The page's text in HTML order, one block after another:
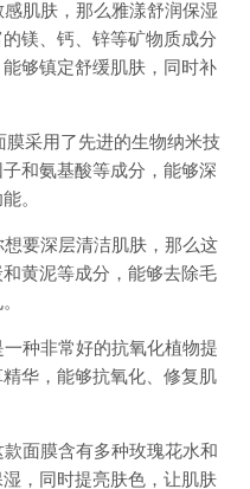
肌肤，那么雅漾舒润保湿
镁、钙、锌等矿物质成分
够镇定舒缓肌肤，同时补
采用了先进的生物纳米技
和氨基酸等成分，能够深
。
要深层清洁肌肤，那么这
黄泥等成分，能够去除毛
种非常好的抗氧化植物提
华，能够抗氧化、修复肌
面膜含有多种玫瑰花水和
，同时提亮肤色，让肌肤